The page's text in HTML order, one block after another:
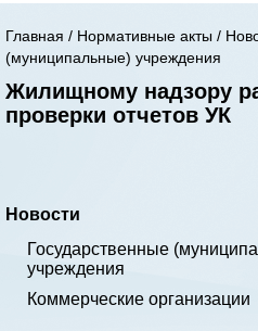
Главная / Нормативные акты /
(муниципальные) учреждения
Жилищному надзору
проверки отчетов УК
Новости
Государственные
учреждения
Коммерческие организации